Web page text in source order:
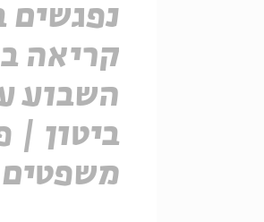
קריאה
השבוע
ביטון |
משפטים